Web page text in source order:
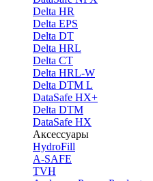
Delta HR
Delta EPS
Delta DT
Delta HRL
Delta CT
Delta HRL-W
Delta DTM L
DataSafe HX+
Delta DTM
DataSafe HX
Аксессуары
HydroFill
A-SAFE
TVH